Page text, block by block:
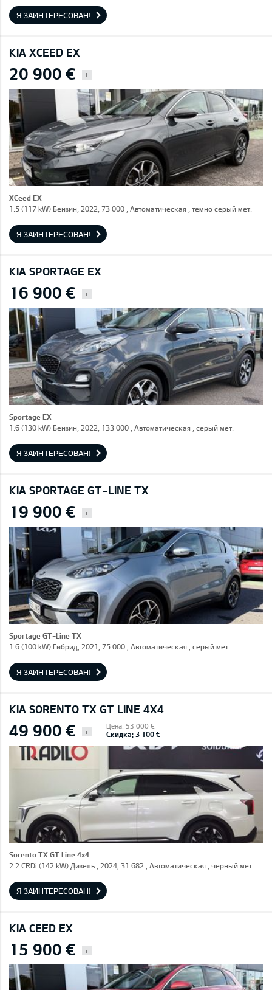
Я ЗАИНТЕРЕСОВАН!
KIA XCEED EX
20 900 € i
XCeed EX
1.5 (117 kW) Бензин, 2022, 73 000 , Автоматическая , темно серый мет.
Я ЗАИНТЕРЕСОВАН!
KIA SPORTAGE EX
16 900 € i
Sportage EX
1.6 (130 kW) Бензин, 2022, 133 000 , Автоматическая , серый мет.
Я ЗАИНТЕРЕСОВАН!
KIA SPORTAGE GT-LINE TX
19 900 € i
Sportage GT-Line TX
1.6 (100 kW) Гибрид, 2021, 75 000 , Автоматическая , серый мет.
Я ЗАИНТЕРЕСОВАН!
KIA SORENTO TX GT LINE 4X4
49 900 € i
Цена: 53 000 €
Скидка: 3 100 €
Sorento TX GT Line 4x4
2.2 CRDi (142 kW) Дизель , 2024, 31 682 , Автоматическая , черный мет.
Я ЗАИНТЕРЕСОВАН!
KIA CEED EX
15 900 € i